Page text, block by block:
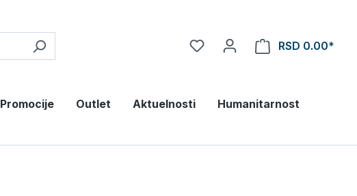
RSD 0.00*
Promocije Outlet Aktuelnosti Humanitarnost